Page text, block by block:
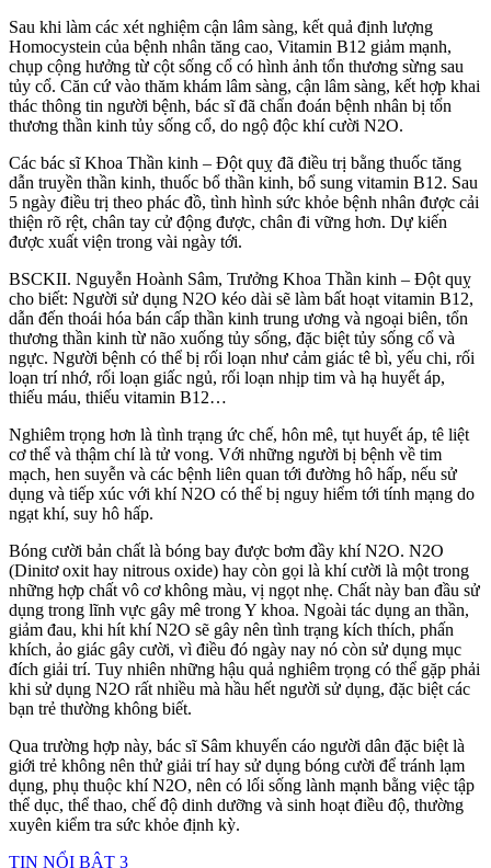
Sau khi làm các xét nghiệm cận lâm sàng, kết quả định lượng
Homocystein của bệnh nhân tăng cao, Vitamin B12 giảm mạnh,
chụp cộng hưởng từ cột sống cổ có hình ảnh tổn thương sừng sau
tủy cổ. Căn cứ vào thăm khám lâm sàng, cận lâm sàng, kết hợp khai
thác thông tin người bệnh, bác sĩ đã chẩn đoán bệnh nhân bị tổn
thương thần kinh tủy sống cổ, do ngộ độc khí cười N2O.
Các bác sĩ Khoa Thần kinh – Đột quỵ đã điều trị bằng thuốc tăng
dẫn truyền thần kinh, thuốc bổ thần kinh, bổ sung vitamin B12. Sau
5 ngày điều trị theo phác đồ, tình hình sức khỏe bệnh nhân được cải
thiện rõ rệt, chân tay cử động được, chân đi vững hơn. Dự kiến
được xuất viện trong vài ngày tới.
BSCKII. Nguyễn Hoành Sâm, Trưởng Khoa Thần kinh – Đột quỵ
cho biết: Người sử dụng N2O kéo dài sẽ làm bất hoạt vitamin B12,
dẫn đến thoái hóa bán cấp thần kinh trung ương và ngoại biên, tổn
thương thần kinh từ não xuống tủy sống, đặc biệt tủy sống cổ và
ngực. Người bệnh có thể bị rối loạn như cảm giác tê bì, yếu chi, rối
loạn trí nhớ, rối loạn giấc ngủ, rối loạn nhịp tim và hạ huyết áp,
thiếu máu, thiếu vitamin B12…
Nghiêm trọng hơn là tình trạng ức chế, hôn mê, tụt huyết áp, tê liệt
cơ thể và thậm chí là tử vong. Với những người bị bệnh về tim
mạch, hen suyễn và các bệnh liên quan tới đường hô hấp, nếu sử
dụng và tiếp xúc với khí N2O có thể bị nguy hiểm tới tính mạng do
ngạt khí, suy hô hấp.
Bóng cười bản chất là bóng bay được bơm đầy khí N2O. N2O
(Dinitơ oxit hay nitrous oxide) hay còn gọi là khí cười là một trong
những hợp chất vô cơ không màu, vị ngọt nhẹ. Chất này ban đầu sử
dụng trong lĩnh vực gây mê trong Y khoa. Ngoài tác dụng an thần,
giảm đau, khi hít khí N2O sẽ gây nên tình trạng kích thích, phấn
khích, ảo giác gây cười, vì điều đó ngày nay nó còn sử dụng mục
đích giải trí. Tuy nhiên những hậu quả nghiêm trọng có thể gặp phải
khi sử dụng N2O rất nhiều mà hầu hết người sử dụng, đặc biệt các
bạn trẻ thường không biết.
Qua trường hợp này, bác sĩ Sâm khuyến cáo người dân đặc biệt là
giới trẻ không nên thử giải trí hay sử dụng bóng cười để tránh lạm
dụng, phụ thuộc khí N2O, nên có lối sống lành mạnh bằng việc tập
thể dục, thể thao, chế độ dinh dưỡng và sinh hoạt điều độ, thường
xuyên kiểm tra sức khỏe định kỳ.
TIN NỔI BẬT 3